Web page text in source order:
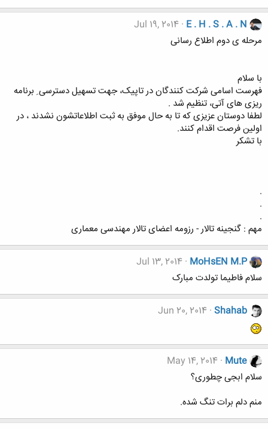
E . H . S . A . N
Jul 19, 2014
مرحله ی دوم اطلاع رسانی
با سلام
فهرست اسامی شرکت کنندگان در تاپیک، جهت تسهیل دسترسی ِ برنامه
ریزی های آتی، تنظیم شد .
لطفا دوستان عزیزی که تا به حال موفق به ثبت اطلاعاتشون نشدند ، در
اولین فرصت اقدام کنند.
با تشکر
.
.
.
مهم : گنجینه تالار - رزومه اعضای تالار مهندسی معماری
MoHsEN M.P
Jul 13, 2014
سلام فاطیما تولدت مبارک
Shahab
Jun 20, 2014
Mute
May 14, 2014
سلام ابجی چطوری؟
منم دلم برات تنگ شده.